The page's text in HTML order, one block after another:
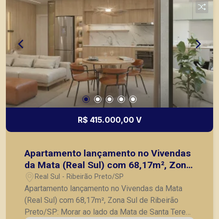
R$ 415.000,00 V
Apartamento lançamento no Vivendas
da Mata (Real Sul) com 68,17m², Zona
Sul de Ribeirão Preto/SP:
Real Sul - Ribeirão Preto/SP
Apartamento lançamento no Vivendas da Mata
(Real Sul) com 68,17m², Zona Sul de Ribeirão
Preto/SP: Morar ao lado da Mata de Santa Tereza